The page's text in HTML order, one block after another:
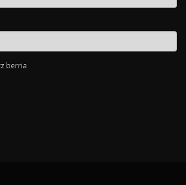
berria